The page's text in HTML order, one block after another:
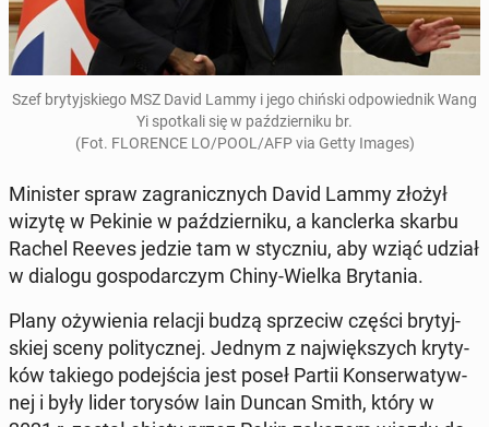
Szef bry­tyj­skie­go MSZ David Lammy i jego chiński od­po­wied­nik Wang
Yi spo­tka­li się w paź­dzier­ni­ku br.
(Fot. FLO­REN­CE LO/POOL/AFP via Getty Images)
Mi­ni­ster spraw za­gra­nicz­nych David Lammy złożył
wizytę w Pekinie w paź­dzier­ni­ku, a kanc­ler­ka skarbu
Rachel Reeves jedzie tam w stycz­niu, aby wziąć udział
w dialogu go­spo­dar­czym Chiny-Wielka Bry­ta­nia.
Plany oży­wie­nia relacji budzą sprze­ciw części bry­tyj­
skiej sceny po­li­tycz­nej. Jednym z naj­więk­szych kry­ty­
ków takiego po­dej­ścia jest poseł Partii Kon­ser­wa­tyw­
nej i były lider torysów Iain Duncan Smith, który w